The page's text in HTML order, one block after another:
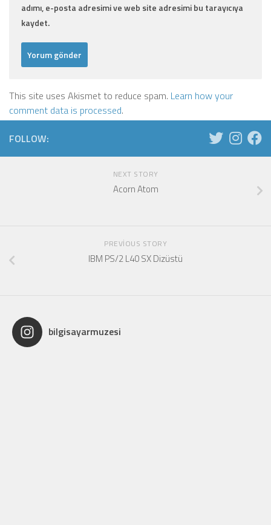
adımı, e-posta adresimi ve web site adresimi bu tarayıcıya
kaydet.
This site uses Akismet to reduce spam. Learn how your
comment data is processed.
FOLLOW:
NEXT STORY
Acorn Atom
PREVIOUS STORY
IBM PS/2 L40 SX Dizüstü
bilgisayarmuzesi